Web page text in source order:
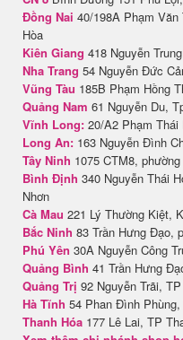
Đồng Nai 40/198A Phạm Văn
Hòa
Kiên Giang 418 Nguyễn
Nha Trang 54 Nguyễn Đức
Vũng Tàu 185B Phạm Hồng
Quảng Nam 61 Nguyễn Du,
Vĩnh Long: 20/A2 Phạm Thái
Long An: 163 Nguyễn Đình
Tây Ninh 1075 CTM8,
Bình Định 340 Nguyễn Thái
Nhơn
Cà Mau 221 Lý Thường Kiệt,
Bắc Ninh 83 Trần Hưng Đạo,
Phú Yên 30A Nguyễn Công
Quảng Bình 41 Trần Hưng
Quảng Trị 92 Nguyễn Trãi,
Hà Tĩnh 54 Phan Đình
Thanh Hóa 177 Lê Lai, TP